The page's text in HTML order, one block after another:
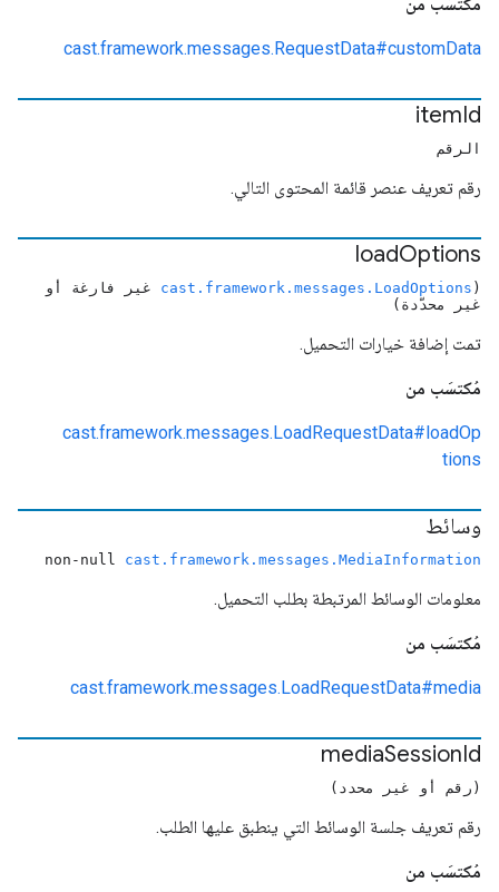
cast.framework.messages.RequestData#customData
itemId
الرقم
رقم تعريف عنصر قائمة المحتوى التالي.
loadOptions
(
cast.framework.messages.LoadOptions غير فارغة أو
غير محدّدة)
تمت إضافة خيارات التحميل.
مُكتسَب من
cast.framework.messages.LoadRequestData#loadOp
tions
وسائط
non-null cast.framework.messages.MediaInformation
معلومات الوسائط المرتبطة بطلب التحميل.
مُكتسَب من
cast.framework.messages.LoadRequestData#media
mediaSessionId
(رقم أو غير محدد)
رقم تعريف جلسة الوسائط التي ينطبق عليها الطلب.
مُكتسَب من